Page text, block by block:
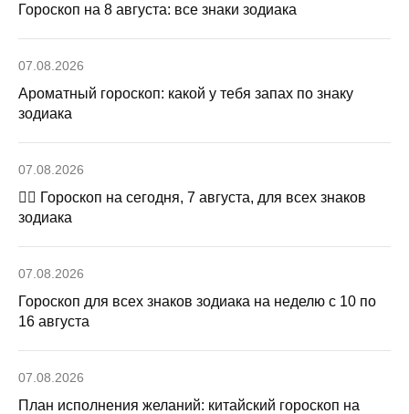
Гороскоп на 8 августа: все знаки зодиака
07.08.2026
Ароматный гороскоп: какой у тебя запах по знаку
зодиака
07.08.2026
🧙‍♀ Гороскоп на сегодня, 7 августа, для всех знаков
зодиака
07.08.2026
Гороскоп для всех знаков зодиака на неделю с 10 по
16 августа
07.08.2026
План исполнения желаний: китайский гороскоп на